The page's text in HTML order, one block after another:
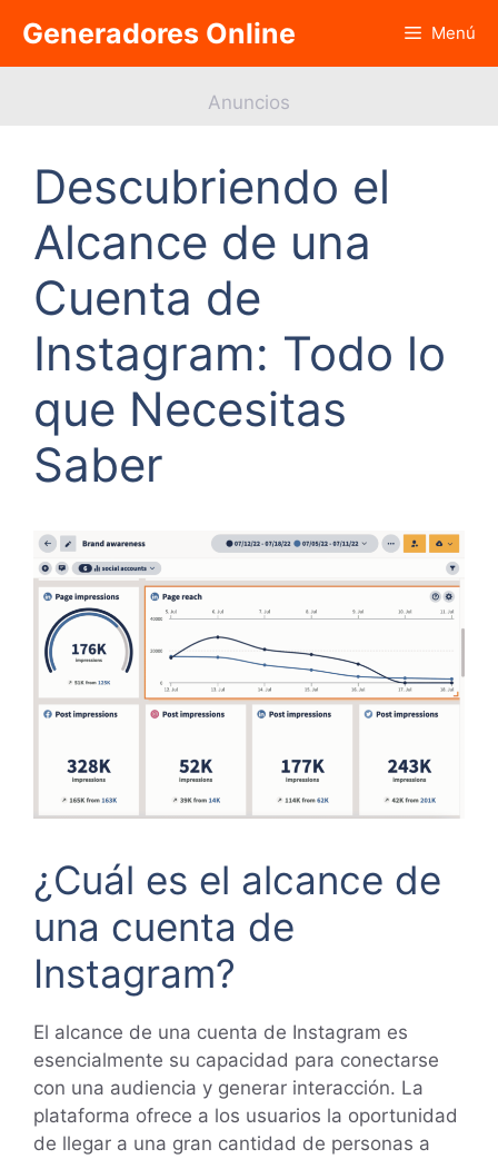
contenido
Generadores Online Menú
Anuncios
Descubriendo el
Alcance de una
Cuenta de
Instagram: Todo lo
que Necesitas
Saber
¿Cuál es el alcance de
una cuenta de
Instagram?
El alcance de una cuenta de Instagram es
esencialmente su capacidad para conectarse
con una audiencia y generar interacción. La
plataforma ofrece a los usuarios la oportunidad
de llegar a una gran cantidad de personas a